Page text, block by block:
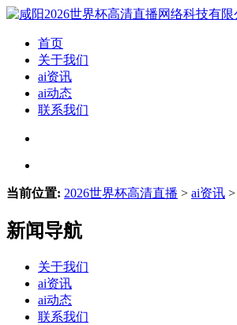
首页
关于我们
ai资讯
ai动态
联系我们
当前位置: 2026世界杯高清直播 > ai资讯 >
新闻导航
关于我们
ai资讯
ai动态
联系我们